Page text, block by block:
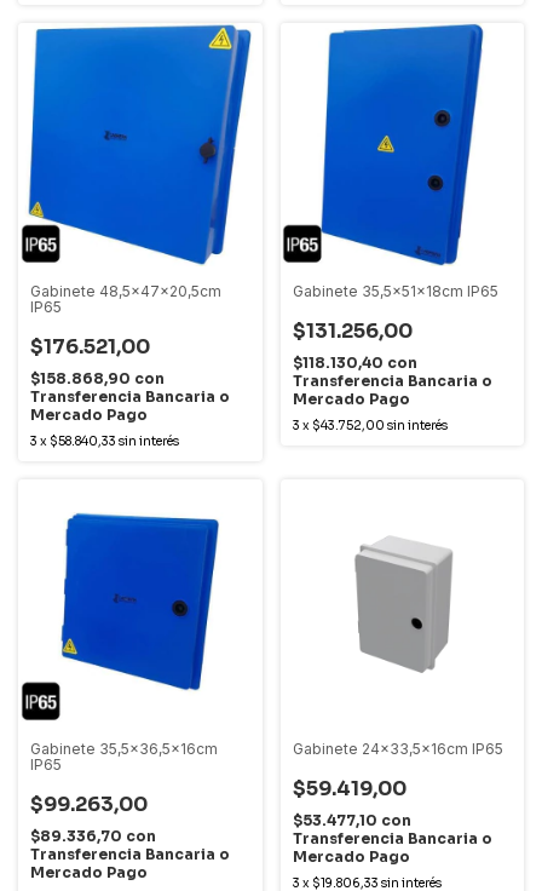
Gabinete 48,5x47x20,5cm
IP65
$176.521,00
$158.868,90 con
Transferencia Bancaria o
Mercado Pago
3 x $58.840,33 sin interés
Gabinete 35,5x51x18cm IP65
$131.256,00
$118.130,40 con
Transferencia Bancaria o
Mercado Pago
3 x $43.752,00 sin interés
Gabinete 35,5x36,5x16cm
IP65
$99.263,00
$89.336,70 con
Transferencia Bancaria o
Mercado Pago
Gabinete 24x33,5x16cm IP65
$59.419,00
$53.477,10 con
Transferencia Bancaria o
Mercado Pago
3 x $19.806,33 sin interés